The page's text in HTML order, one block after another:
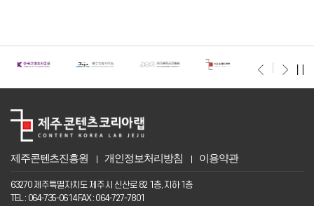
제주콘텐츠진흥원 개인정보처리방침 이용약관
63270 제주특별자치도 제주시 신산로 82 1층, 지하 1층
TEL : 064-735-0614 FAX : 064-727-7801